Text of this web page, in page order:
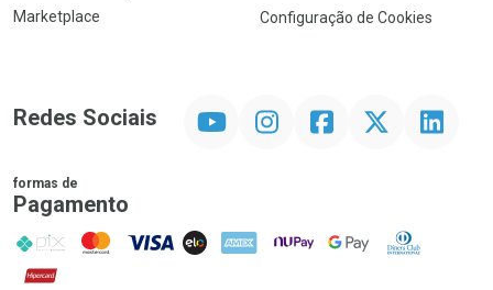
Marketplace
Configuração de Cookies
Redes Sociais InstagramFacebookTwitter Linkedin
formas de
Pagamento
PIX MasterCard
VISA ELO AMEX NuPay Google PayDiners Club
Hipercard